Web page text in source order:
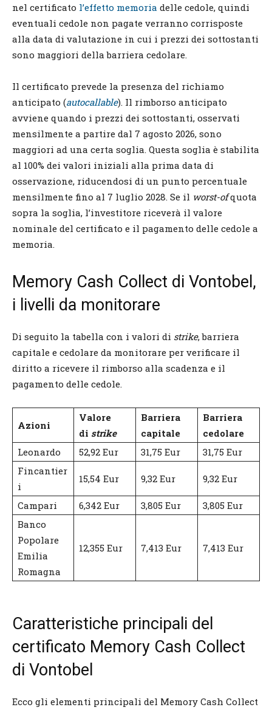
nel certificato l’effetto memoria delle cedole, quindi
eventuali cedole non pagate verranno corrisposte
alla data di valutazione in cui i prezzi dei sottostanti
sono maggiori della barriera cedolare.
Il certificato prevede la presenza del richiamo
anticipato (autocallable). Il rimborso anticipato
avviene quando i prezzi dei sottostanti, osservati
mensilmente a partire dal 7 agosto 2026, sono
maggiori ad una certa soglia. Questa soglia è stabilita
al 100% dei valori iniziali alla prima data di
osservazione, riducendosi di un punto percentuale
mensilmente fino al 7 luglio 2028. Se il worst-ofquota
sopra la soglia, l’investitore riceverà il valore
nominale del certificato e il pagamento delle cedole a
memoria.
Memory Cash Collect di Vontobel,
i livelli da monitorare
Di seguito la tabella con i valori di strike, barriera
capitale e cedolare da monitorare per verificare il
diritto a ricevere il rimborso alla scadenza e il
pagamento delle cedole.
Azioni
Valore
di strike
Barriera
capitale
Barriera
cedolare
Leonardo
52,92 Eur 31,75 Eur
31,75 Eur
Fincantier
i
15,54 Eur 9,32 Eur 9,32 Eur
Campari 6,342 Eur 3,805 Eur
3,805 Eur
Banco
Popolare
Emilia
Romagna
12,355 Eur 7,413 Eur 7,413 Eur
Caratteristiche principali del
certificato Memory Cash Collect
di Vontobel
Ecco gli elementi principali del Memory Cash Collect